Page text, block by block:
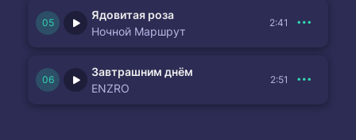
Ядовитая роза
Ночной Маршрут
2:41
Завтрашним днём
ENZRO
2:51